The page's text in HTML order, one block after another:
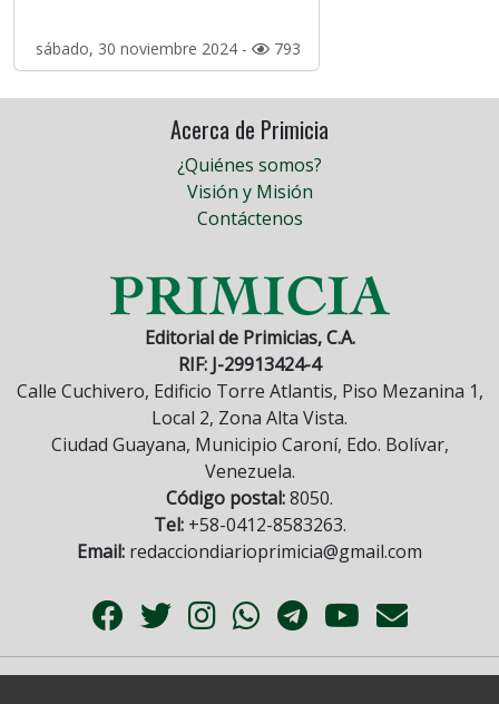
sábado, 30 noviembre 2024 - 793
Acerca de Primicia
¿Quiénes somos?
Visión y Misión
Contáctenos
Editorial de Primicias, C.A.
RIF: J-29913424-4
Calle Cuchivero, Edificio Torre Atlantis, Piso Mezanina 1,
Local 2, Zona Alta Vista.
Ciudad Guayana, Municipio Caroní, Edo. Bolívar,
Venezuela.
Código postal:8050.
Tel:+58-0412-8583263.
Email: redacciondiarioprimicia@gmail.com